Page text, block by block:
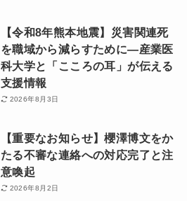
【令和8年熊本地震】災害関連死
を職域から減らすために―産業医
科大学と「こころの耳」が伝える
支援情報
2026年8月3日
【重要なお知らせ】櫻澤博文をか
たる不審な連絡への対応完了と注
意喚起
2026年8月2日